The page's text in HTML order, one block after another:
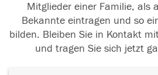
Mitglieder einer Familie, als
Bekannte eintragen und so
bilden. Bleiben Sie in Kontakt
und tragen Sie sich jetzt